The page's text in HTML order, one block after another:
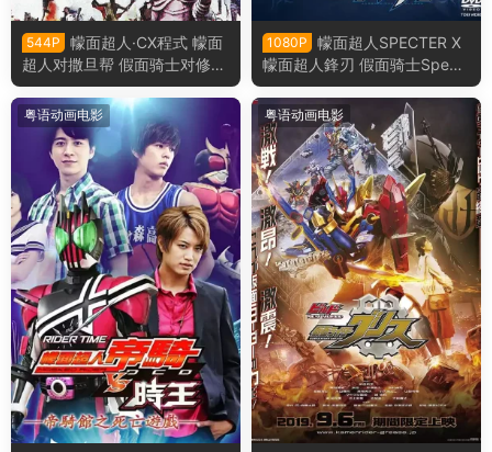
544P
幪面超人·CX程式 幪面
超人对撒旦帮 假面骑士对修卡
粤语版
1080P
幪面超人SPECTER X
幪面超人鋒刃 假面骑士Spect
er × Blades粤语版
粤语动画电影 粤语动画电影